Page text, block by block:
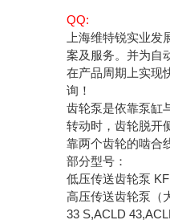
QQ:
上海维特锐实业
案及服务。并为自
在产品周期上实现
询！
齿轮泵是依靠泵缸
转动时，齿轮脱开
靠两个齿轮的啮合
部分型号：
低压传送齿轮泵
高压传送齿轮泵（
33 S,ACLD